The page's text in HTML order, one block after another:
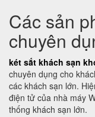
Các sản
chuyên
két sắt khách sạn
chuyên dụng cho
các khách sạn lớn.
điện tử của nhà máy
thống khách sạn lớn.